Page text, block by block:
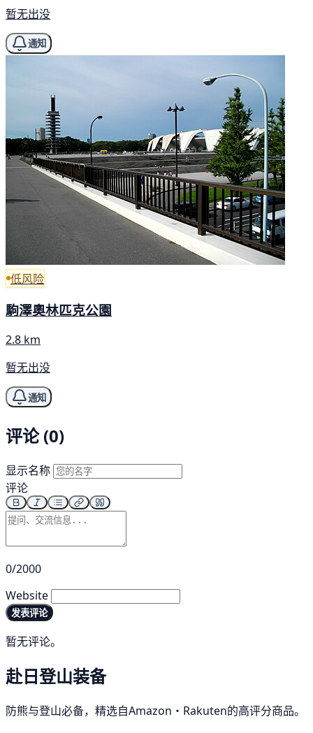
暂无出没
通知
低风险
駒澤奧林匹克公園
2.8 km
暂无出没
通知
评论 (0)
显示名称
评论
0/2000
Website
发表评论
暂无评论。
赴日登山装备
防熊与登山必备，精选自Amazon・Rakuten的高评分商品。